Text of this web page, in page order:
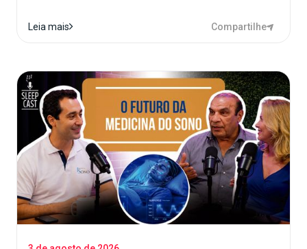
Leia mais Compartilhe